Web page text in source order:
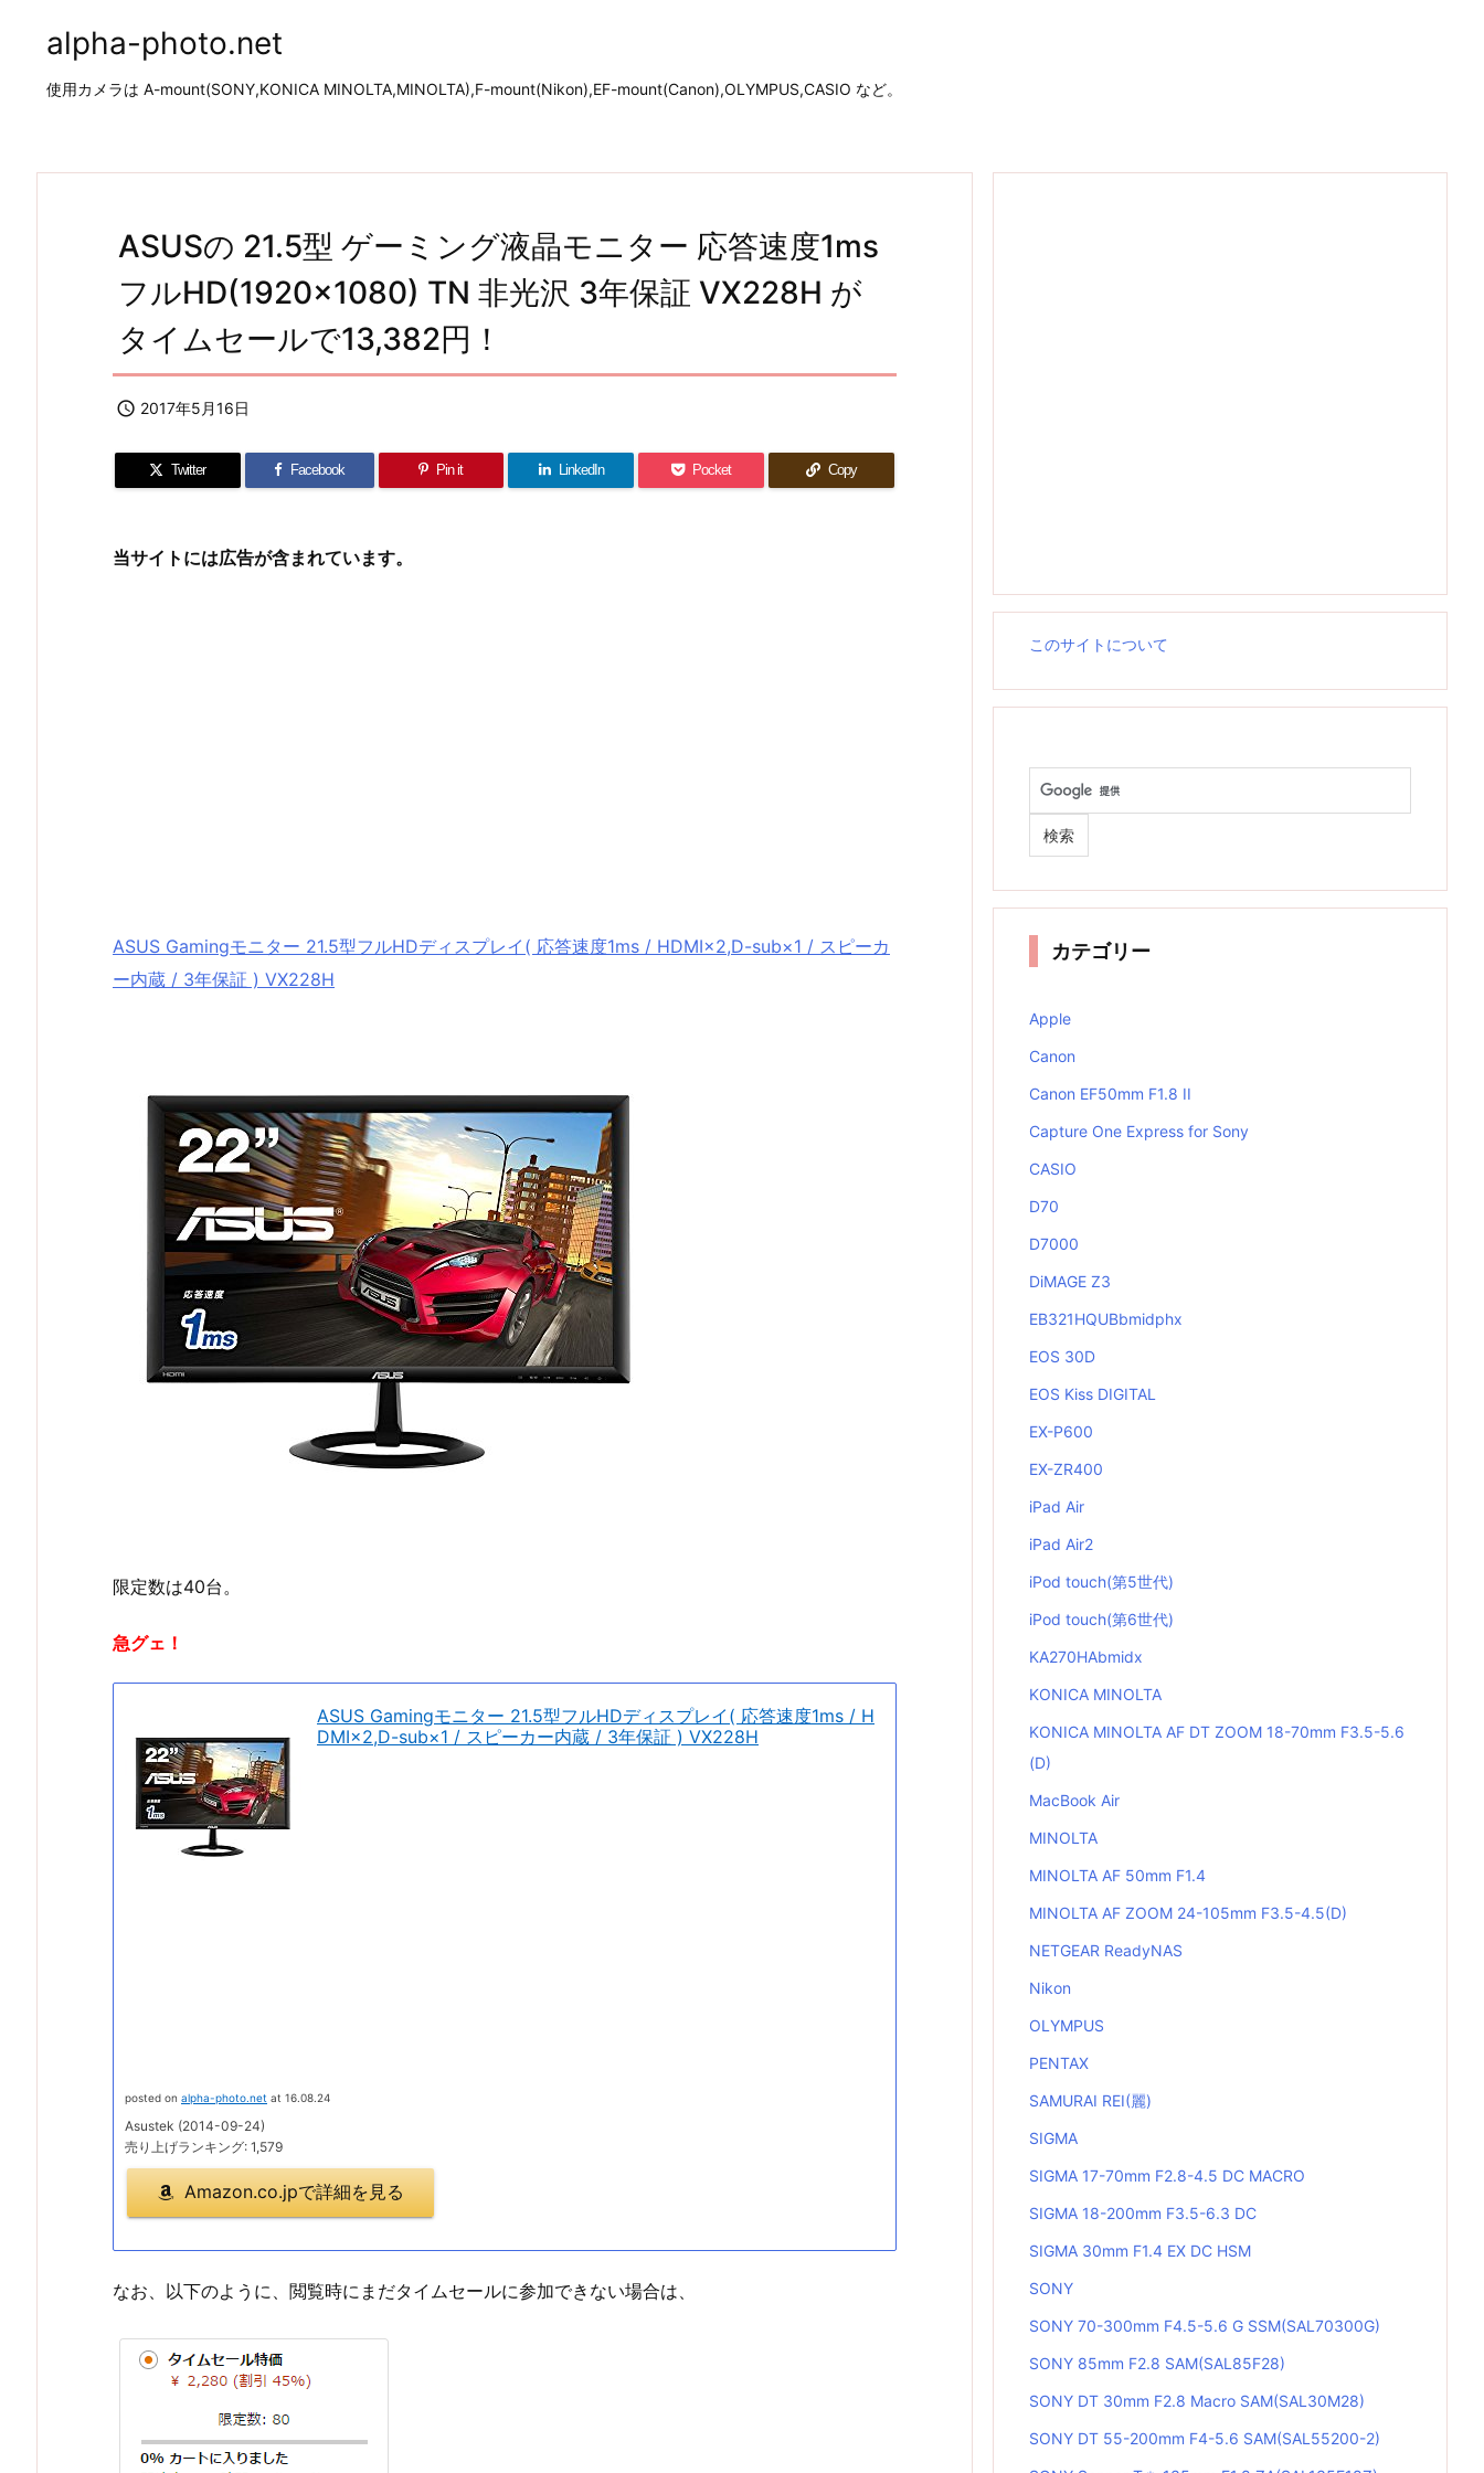
alpha-photo.net
使用カメラは A-mount(SONY,KONICA MINOLTA,MINOLTA),F-mount(Nikon),EF-mount(Canon),OLYMPUS,CASIO など。
ASUSの 21.5型 ゲーミング液晶モニター 応答速度1ms
フルHD(1920×1080) TN 非光沢 3年保証 VX228H が
タイムセールで13,382円！
 2017年5月16日
Twitter Facebook Pin it LinkedIn Pocket Copy
当サイトには広告が含まれています。
ASUS Gamingモニター 21.5型フルHDディスプレイ( 応答速度1ms / HDMI×2,D-sub×1 / スピーカ
ー内蔵 / 3年保証 ) VX228H
限定数は40台。
急グェ！
ASUS Gamingモニター 21.5型フルHDディスプレイ( 応答速度1ms / H
DMI×2,D-sub×1 / スピーカー内蔵 / 3年保証 ) VX228H
posted on alpha-photo.net at 16.08.24
Asustek (2014-09-24)
売り上げランキング: 1,579
Amazon.co.jpで詳細を見る
なお、以下のように、閲覧時にまだタイムセールに参加できない場合は、
このサイトについて
カテゴリー
Apple
Canon
Canon EF50mm F1.8 II
Capture One Express for Sony
CASIO
D70
D7000
DiMAGE Z3
EB321HQUBbmidphx
EOS 30D
EOS Kiss DIGITAL
EX-P600
EX-ZR400
iPad Air
iPad Air2
iPod touch(第5世代)
iPod touch(第6世代)
KA270HAbmidx
KONICA MINOLTA
KONICA MINOLTA AF DT ZOOM 18-70mm F3.5-5.6
(D)
MacBook Air
MINOLTA
MINOLTA AF 50mm F1.4
MINOLTA AF ZOOM 24-105mm F3.5-4.5(D)
NETGEAR ReadyNAS
Nikon
OLYMPUS
PENTAX
SAMURAI REI(麗)
SIGMA
SIGMA 17-70mm F2.8-4.5 DC MACRO
SIGMA 18-200mm F3.5-6.3 DC
SIGMA 30mm F1.4 EX DC HSM
SONY
SONY 70-300mm F4.5-5.6 G SSM(SAL70300G)
SONY 85mm F2.8 SAM(SAL85F28)
SONY DT 30mm F2.8 Macro SAM(SAL30M28)
SONY DT 55-200mm F4-5.6 SAM(SAL55200-2)